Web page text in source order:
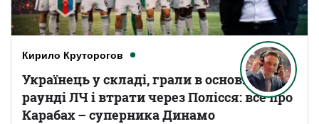
Кирило Круторогов
Українець у складі, грали в основному
раунді ЛЧ і втрати через Полісся: все про
Карабах – суперника Динамо